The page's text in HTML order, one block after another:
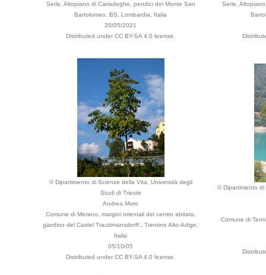
Serle, Altopiano di Cariadeghe, pendici del Monte San
Bartolomeo, BS, Lombardia, Italia
20/05/2021
Distributed under CC BY-SA 4.0 license.
Serle,
© Dipartimento di Scienze della Vita, Università degli
Studi di Trieste
Andrea Moro
Comune di Merano, margini orientali del centro abitato,
giardino del Castel Trauttmansdorff., Trentino Alto-Adige,
Italia
05/10/05
Distributed under CC BY-SA 4.0 license.
© Dipartimento di
Comune di